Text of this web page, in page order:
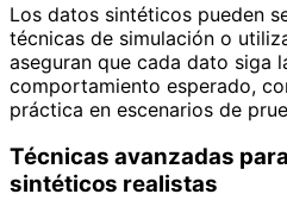
Los datos sintéticos pueden
técnicas de simulación o
aseguran que cada dato siga
comportamiento esperado,
práctica en escenarios de
Técnicas avanzadas
sintéticos realistas